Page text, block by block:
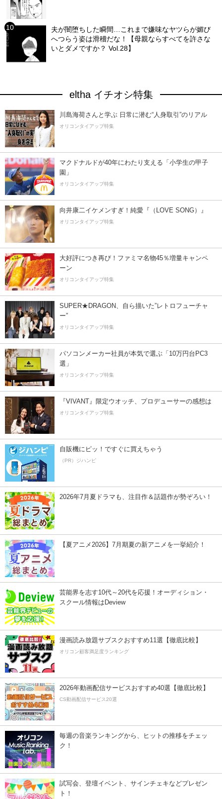
夫が闇堕ちした瞬間…これまで嫌味なヤツらが媚び
へつらう姿は滑稽だな！【母親ならすべてを許さな
いとダメですか？ Vol.28】
eltha イチオシ特集
川島海荷さんと学ぶ 日常に潜む“人身取引”のリアル
オリコンタイアップ特集
マクドナルドが40年にわたり支える「小学生の甲子
園」
オリコンタイアップ特集
向井康二イケメンすぎ！純愛『（LOVE SONG）』
オリコンタイアップ特集
大好評につき再び！ファミマ名物45％増量キャンペ
ーン
オリコンタイアップ特集
SUPER★DRAGON、自ら描いた”レトロフューチャ
ー”
オリコンタイアップ特集
パソコンメーカー社員が本気で選ぶ「10万円台PC3
選」
オリコンタイアップ特集
『VIVANT』限定ウオッチ、プロデューサーの感想は
オリコンタイアップ特集
自販機にピッ！ですぐに買えちゃう
（PR）ジハンピ
2026年7月夏ドラマも、注目作＆話題作が勢ぞろい！
【夏アニメ2026】7月期夏の新アニメを一挙紹介！
芸能界を志す10代～20代を応援！オーディション・
スクール情報はDeview
漫画読み放題サブスクおすすめ11選【徹底比較】
オリコン顧客満足度ランキング
2026年動画配信サービスおすすめ40選【徹底比較】
CS動画配信サービス20選
毎週の音楽ランキングから、ヒットの推移をチェッ
ク！
試写会、登壇イベント、サインチェキなどプレゼン
ト！